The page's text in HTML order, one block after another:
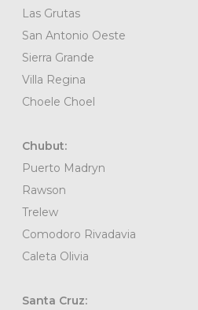
Las Grutas
San Antonio Oeste
Sierra Grande
Villa Regina
Choele Choel
Chubut:
Puerto Madryn
Rawson
Trelew
Comodoro Rivadavia
Caleta Olivia
Santa Cruz: